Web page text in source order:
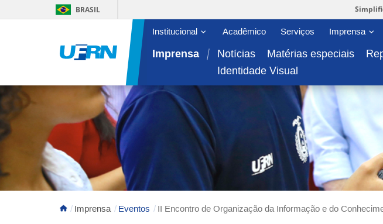
BRASIL
Área do menu principal
InstitucionalAbrir/fechar sub-menu
Acadêmico Serviços Imprensa
Imprensa Notícias Matérias especiais
Identidade Visual
Imprensa Eventos II Encontro de Organização da Informação e do